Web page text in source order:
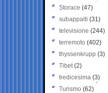
Storace (47)
subappalti (31)
televisione(244)
terremoto (402)
thyssenkrupp (3)
Tibet(2)
tredicesima (3)
Turismo (62)